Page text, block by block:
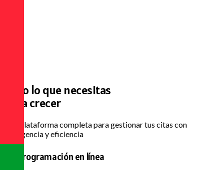
Todo lo que necesitas
para crecer
Una plataforma completa para gestionar tus citas con
inteligencia y eficiencia
Programación en línea